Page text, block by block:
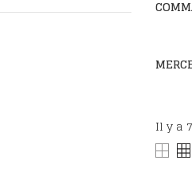
Il y a